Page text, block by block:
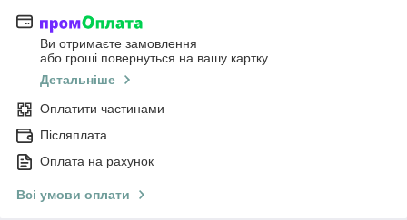
Ви отримаєте замовлення
або гроші повернуться на вашу картку
Детальніше
Оплатити частинами
Післяплата
Оплата на рахунок
Всі умови оплати